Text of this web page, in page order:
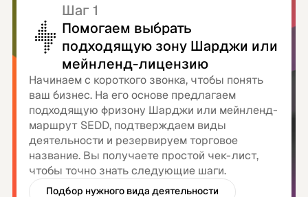
Шаг 1
Помогаем выбрать
подходящую зону Шарджи или
мейнленд-лицензию
Начинаем с короткого звонка, чтобы понять
ваш бизнес. На его основе предлагаем
подходящую фризону Шарджи или мейнленд-
маршрут SEDD, подтверждаем виды
деятельности и резервируем торговое
название. Вы получаете простой чек-лист,
чтобы точно знать следующие шаги.
Подбор нужного вида деятельности